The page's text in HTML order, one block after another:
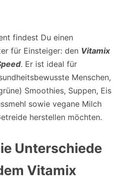
findest Du einen
für Einsteiger: den Vitamix
. Er ist ideal für
Menschen,
Smoothies, Suppen, Eis
sowie vegane Milch
herstellen möchten.
Unterschiede
Vitamix